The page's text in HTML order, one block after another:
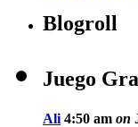
Blogroll
Juego
Ali 4:50 am on